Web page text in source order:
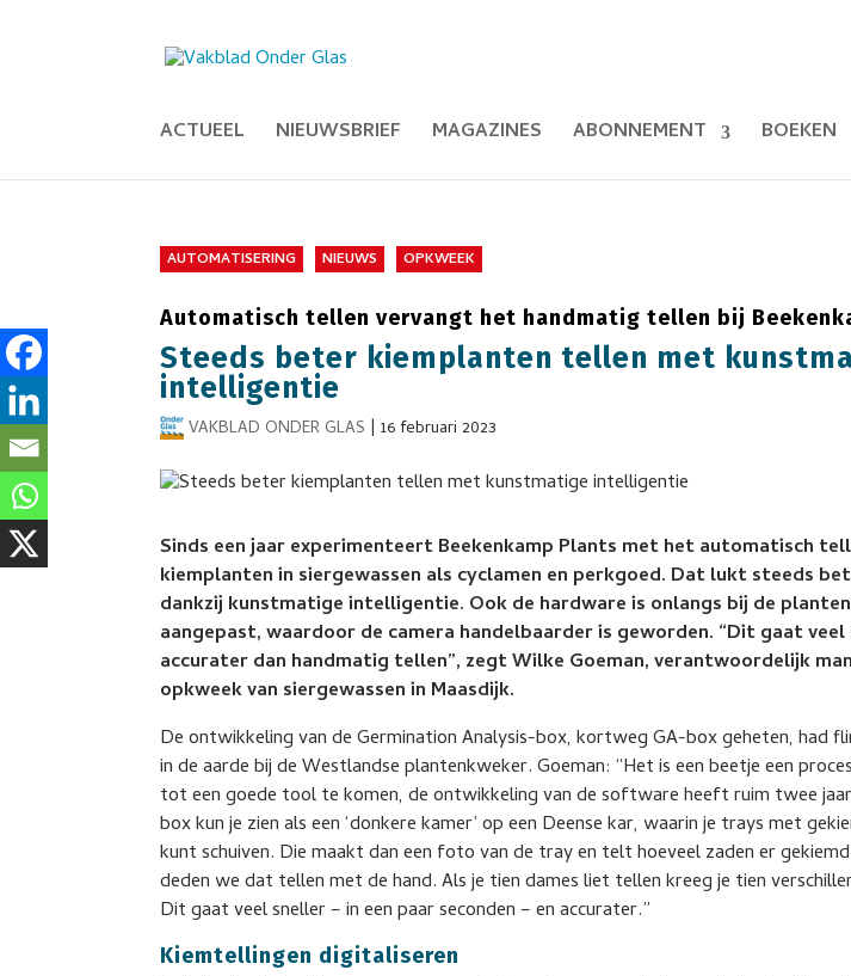
ACTUEEL NIEUWSBRIEF MAGAZINES ABONNEMENT BOEKEN
AUTOMATISERING NIEUWS OPKWEEK
Automatisch tellen vervangt het handmatig tellen bij
Steeds beter kiemplanten tellen met
intelligentie
VAKBLAD ONDER GLAS |16 februari 2023
Sinds een jaar experimenteert Beekenkamp Plants met het automatisch
kiemplanten in siergewassen als cyclamen en perkgoed. Dat lukt steeds
dankzij kunstmatige intelligentie. Ook de hardware is onlangs bij de
aangepast, waardoor de camera handelbaarder is geworden. “Dit gaat veel
accurater dan handmatig tellen”, zegt Wilke Goeman, verantwoordelijk
opkweek van siergewassen in Maasdijk.
De ontwikkeling van de Germination Analysis-box, kortweg GA-box geheten, had
in de aarde bij de Westlandse plantenkweker. Goeman: “Het is een beetje een
tot een goede tool te komen, de ontwikkeling van de software heeft ruim twee
box kun je zien als een ‘donkere kamer’ op een Deense kar, waarin je trays met
kunt schuiven. Die maakt dan een foto van de tray en telt hoeveel zaden er
deden we dat tellen met de hand. Als je tien dames liet tellen kreeg je tien
Dit gaat veel sneller – in een paar seconden – en accurater.”
Kiemtellingen digitaliseren